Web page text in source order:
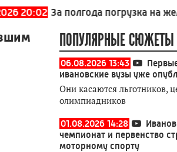
За полгода погрузка на
ПОПУЛЯРНЫЕ СЮЖЕТЫ
06.08.2026 13:43
ивановские вузы уже
Они касаются льготников,
олимпиадников
01.08.2026 14:28
чемпионат и первенство
моторному спорту